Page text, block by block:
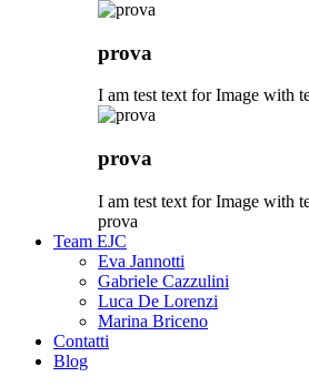
prova
I am test text for Image with
prova
I am test text for Image with
prova
Team EJC
Eva Jannotti
Gabriele Cazzulini
Luca De Lorenzi
Marina Briceno
Contatti
Blog